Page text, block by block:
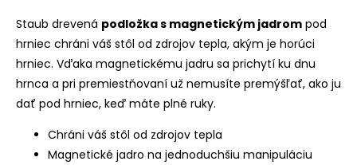
Staub drevená podložka s magnetickým jadrom pod
hrniec chráni váš stôl od zdrojov tepla, akým je horúci
hrniec. Vďaka magnetickému jadru sa prichytí ku dnu
hrnca a pri premiestňovaní už nemusíte premýšľať, ako ju
dať pod hrniec, keď máte plné ruky.
Chráni váš stôl od zdrojov tepla
Magnetické jadro na jednoduchšiu manipuláciu